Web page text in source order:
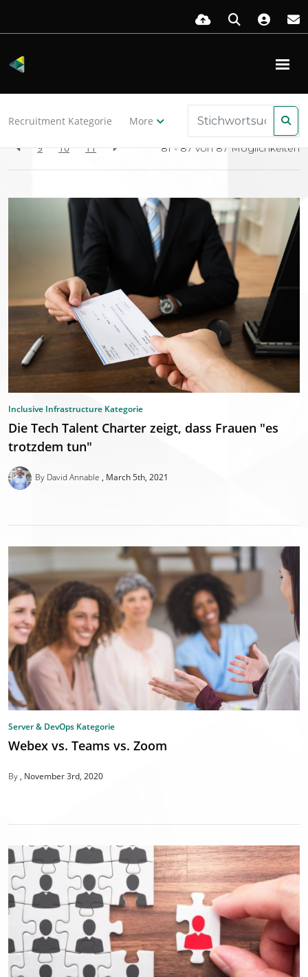
Recruitment Kategorie More
9 10 11 81 - 87 von 87 Möglichkeiten
Inclusive Infrastructure Kategorie
Die Tech Talent Charter zeigt, dass Frauen "es
trotzdem tun"
By David Annable March 5th, 2021
Server & DevOps Kategorie
Webex vs. Teams vs. Zoom
By November 3rd, 2020